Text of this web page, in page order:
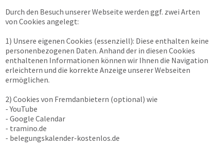
Durch den Besuch unserer Webseite werden ggf. zwei Arten
von Cookies angelegt:
1) Unsere eigenen Cookies (essenziell): Diese enthalten keine
personenbezogenen Daten. Anhand der in diesen Cookies
enthaltenen Informationen können wir Ihnen die Navigation
erleichtern und die korrekte Anzeige unserer Webseiten
ermöglichen.
2) Cookies von Fremdanbietern (optional) wie
- YouTube
- Google Calendar
- tramino.de
- belegungskalender-kostenlos.de